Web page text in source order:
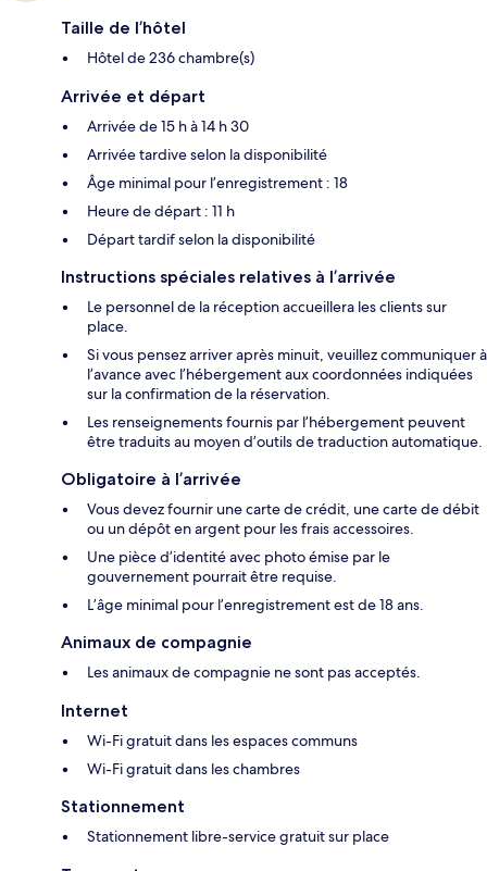
Taille de l’hôtel
Hôtel de 236 chambre(s)
Arrivée et départ
Arrivée de 15 h à 14 h 30
Arrivée tardive selon la disponibilité
Âge minimal pour l’enregistrement : 18
Heure de départ : 11 h
Départ tardif selon la disponibilité
Instructions spéciales relatives à l’arrivée
Le personnel de la réception accueillera les clients sur
place.
Si vous pensez arriver après minuit, veuillez communiquer à
l’avance avec l’hébergement aux coordonnées indiquées
sur la confirmation de la réservation.
Les renseignements fournis par l’hébergement peuvent
être traduits au moyen d’outils de traduction automatique.
Obligatoire à l’arrivée
Vous devez fournir une carte de crédit, une carte de débit
ou un dépôt en argent pour les frais accessoires.
Une pièce d’identité avec photo émise par le
gouvernement pourrait être requise.
L’âge minimal pour l’enregistrement est de 18 ans.
Animaux de compagnie
Les animaux de compagnie ne sont pas acceptés.
Internet
Wi-Fi gratuit dans les espaces communs
Wi-Fi gratuit dans les chambres
Stationnement
Stationnement libre-service gratuit sur place